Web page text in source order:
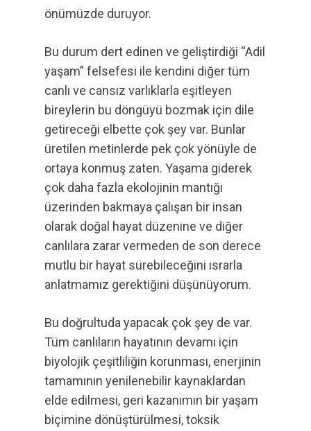
önümüzde duruyor.
Bu durum dert edinen ve geliştirdiği “Adil
yaşam” felsefesi ile kendini diğer tüm
canlı ve cansız varlıklarla eşitleyen
bireylerin bu döngüyü bozmak için dile
getireceği elbette çok şey var. Bunlar
üretilen metinlerde pek çok yönüyle de
ortaya konmuş zaten. Yaşama giderek
çok daha fazla ekolojinin mantığı
üzerinden bakmaya çalışan bir insan
olarak doğal hayat düzenine ve diğer
canlılara zarar vermeden de son derece
mutlu bir hayat sürebileceğini ısrarla
anlatmamız gerektiğini düşünüyorum.
Bu doğrultuda yapacak çok şey de var.
Tüm canlıların hayatının devamı için
biyolojik çeşitliliğin korunması, enerjinin
tamamının yenilenebilir kaynaklardan
elde edilmesi, geri kazanımın bir yaşam
biçimine dönüştürülmesi, toksik